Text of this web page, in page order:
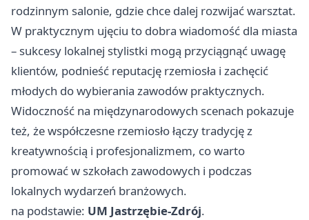
rodzinnym salonie, gdzie chce dalej rozwijać warsztat.
W praktycznym ujęciu to dobra wiadomość dla miasta
– sukcesy lokalnej stylistki mogą przyciągnąć uwagę
klientów, podnieść reputację rzemiosła i zachęcić
młodych do wybierania zawodów praktycznych.
Widoczność na międzynarodowych scenach pokazuje
też, że współczesne rzemiosło łączy tradycję z
kreatywnością i profesjonalizmem, co warto
promować w szkołach zawodowych i podczas
lokalnych wydarzeń branżowych.
na podstawie: UM Jastrzębie-Zdrój.